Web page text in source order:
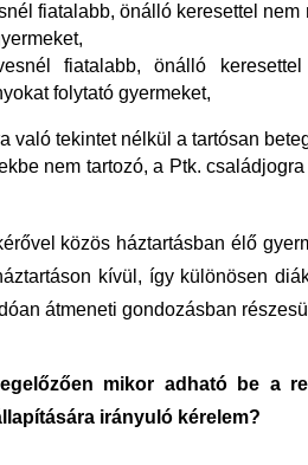
fiatalabb, önálló keresettel
fiatalabb, önálló keresettel
folytató gyermeket,
való tekintet nélkül a tartósan
nem tartozó, a Ptk.
közös háztartásban élő
kívül, így különösen
átmeneti gondozásban
mikor adható be a
irányuló kérelem?